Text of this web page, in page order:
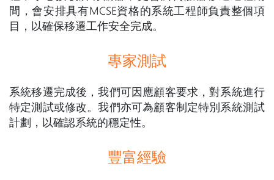
間，會安排具有MCSE資格的系統工程師負責整個項
目，以確保移遷工作安全完成。
專家測試
系統移遷完成後，我們可因應顧客要求，對系統進行
特定測試或修改。我們亦可為顧客制定特別系統測試
計劃，以確認系統的穩定性。
豐富經驗